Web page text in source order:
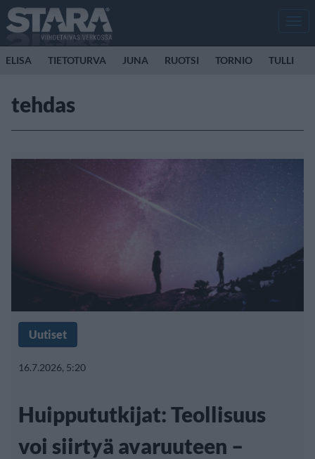
ELISA TIETOTURVA JUNA RUOTSI TORNIO TULLI
tehdas
Uutiset
16.7.2026, 5:20
Huippututkijat: Teollisuus
voi siirtyä avaruuteen –